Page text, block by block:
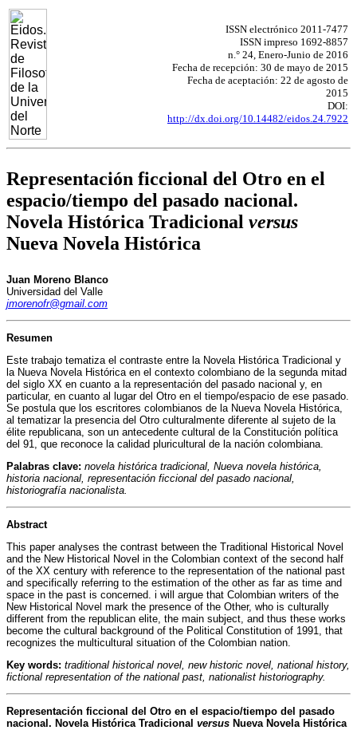
ISSN electrónico 2011-7477
ISSN impreso 1692-8857
n.° 24, Enero-Junio de 2016
Fecha de recepción: 30 de mayo de 2015
Fecha de aceptación: 22 de agosto de
2015
DOI:
http://dx.doi.org/10.14482/eidos.24.7922
Representación ficcional del Otro en el
espacio/tiempo del pasado nacional.
Novela Histórica Tradicional versus
Nueva Novela Histórica
Juan Moreno Blanco
Universidad del Valle
jmorenofr@gmail.com
Resumen
Este trabajo tematiza el contraste entre la Novela Histórica Tradicional y
la Nueva Novela Histórica en el contexto colombiano de la segunda mitad
del siglo XX en cuanto a la representación del pasado nacional y, en
particular, en cuanto al lugar del Otro en el tiempo/espacio de ese pasado.
Se postula que los escritores colombianos de la Nueva Novela Histórica,
al tematizar la presencia del Otro culturalmente diferente al sujeto de la
élite republicana, son un antecedente cultural de la Constitución política
del 91, que reconoce la calidad pluricultural de la nación colombiana.
Palabras clave: novela histórica tradicional, Nueva novela histórica,
historia nacional, representación ficcional del pasado nacional,
historiografía nacionalista.
Abstract
This paper analyses the contrast between the Traditional Historical Novel
and the New Historical Novel in the Colombian context of the second half
of the XX century with reference to the representation of the national past
and specifically referring to the estimation of the other as far as time and
space in the past is concerned. i will argue that Colombian writers of the
New Historical Novel mark the presence of the Other, who is culturally
different from the republican elite, the main subject, and thus these works
become the cultural background of the Political Constitution of 1991, that
recognizes the multicultural situation of the Colombian nation.
Key words: traditional historical novel, new historic novel, national history,
fictional representation of the national past, nationalist historiography.
Representación ficcional del Otro en el espacio/tiempo del pasado
nacional. Novela Histórica Tradicional versus Nueva Novela Histórica